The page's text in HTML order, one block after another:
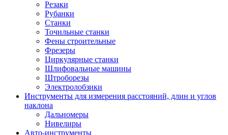
Резаки
Рубанки
Станки
Точильные станки
Фены строительные
Фрезеры
Циркулярные станки
Шлифовальные машины
Штроборезы
Электролобзики
Инструменты для измерения расстояний, длин и углов
наклона
Дальномеры
Нивелиры
Авто-инструменты